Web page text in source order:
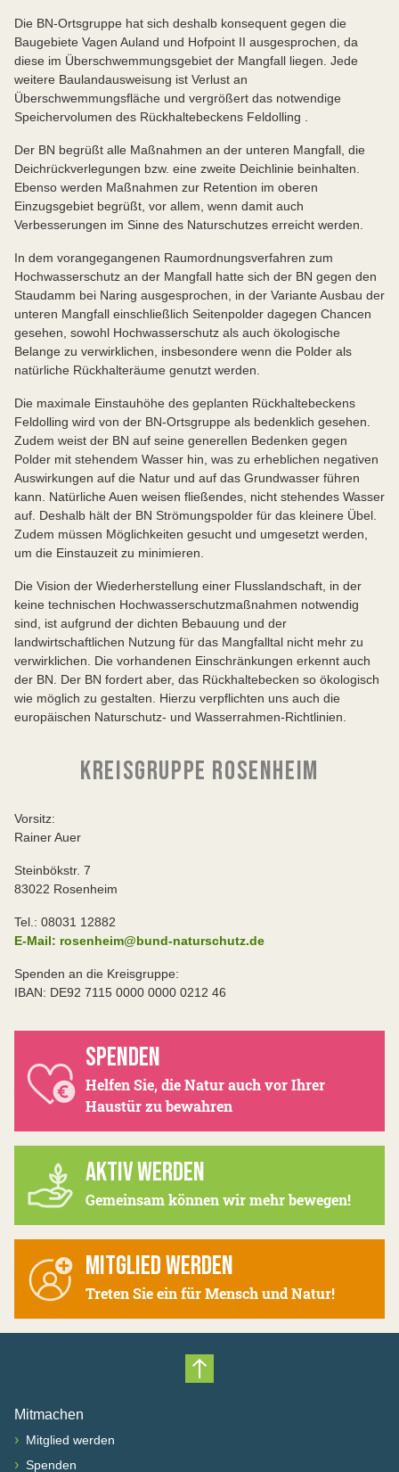
Die BN-Ortsgruppe hat sich deshalb konsequent gegen die
Baugebiete Vagen Auland und Hofpoint II ausgesprochen, da
diese im Überschwemmungsgebiet der Mangfall liegen. Jede
weitere Baulandausweisung ist Verlust an
Überschwemmungsfläche und vergrößert das notwendige
Speichervolumen des Rückhaltebeckens Feldolling .
Der BN begrüßt alle Maßnahmen an der unteren Mangfall, die
Deichrückverlegungen bzw. eine zweite Deichlinie beinhalten.
Ebenso werden Maßnahmen zur Retention im oberen
Einzugsgebiet begrüßt, vor allem, wenn damit auch
Verbesserungen im Sinne des Naturschutzes erreicht werden.
In dem vorangegangenen Raumordnungsverfahren zum
Hochwasserschutz an der Mangfall hatte sich der BN gegen den
Staudamm bei Naring ausgesprochen, in der Variante Ausbau der
unteren Mangfall einschließlich Seitenpolder dagegen Chancen
gesehen, sowohl Hochwasserschutz als auch ökologische
Belange zu verwirklichen, insbesondere wenn die Polder als
natürliche Rückhalteräume genutzt werden.
Die maximale Einstauhöhe des geplanten Rückhaltebeckens
Feldolling wird von der BN-Ortsgruppe als bedenklich gesehen.
Zudem weist der BN auf seine generellen Bedenken gegen
Polder mit stehendem Wasser hin, was zu erheblichen negativen
Auswirkungen auf die Natur und auf das Grundwasser führen
kann. Natürliche Auen weisen fließendes, nicht stehendes Wasser
auf. Deshalb hält der BN Strömungspolder für das kleinere Übel.
Zudem müssen Möglichkeiten gesucht und umgesetzt werden,
um die Einstauzeit zu minimieren.
Die Vision der Wiederherstellung einer Flusslandschaft, in der
keine technischen Hochwasserschutzmaßnahmen notwendig
sind, ist aufgrund der dichten Bebauung und der
landwirtschaftlichen Nutzung für das Mangfalltal nicht mehr zu
verwirklichen. Die vorhandenen Einschränkungen erkennt auch
der BN. Der BN fordert aber, das Rückhaltebecken so ökologisch
wie möglich zu gestalten. Hierzu verpflichten uns auch die
europäischen Naturschutz- und Wasserrahmen-Richtlinien.
KREISGRUPPE ROSENHEIM
Vorsitz:
Rainer Auer
Steinbökstr. 7
83022 Rosenheim
Tel.: 08031 12882
E-Mail: rosenheim@bund-naturschutz.de
Spenden an die Kreisgruppe:
IBAN: DE92 7115 0000 0000 0212 46
SPENDEN
Helfen Sie, die Natur auch vor Ihrer
Haustür zu bewahren
AKTIV WERDEN
Gemeinsam können wir mehr bewegen!
MITGLIED WERDEN
Treten Sie ein für Mensch und Natur!
Nach oben scrollen
Mitmachen
› Mitglied werden
› Spenden